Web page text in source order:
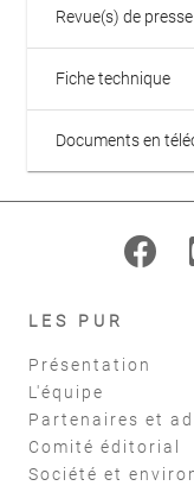
Revue(s) de presse
Fiche technique
Documents en
LES PUR
Présentation
L'équipe
Partenaires et
Comité éditorial
Société et